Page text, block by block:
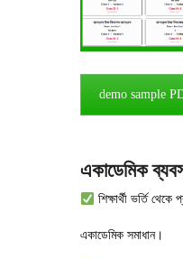
demo sample
একাডেমিক
শিক্ষার্থী ভর্তি
একাডেমিক সমাধান।